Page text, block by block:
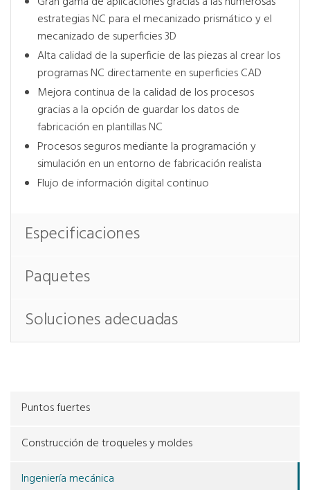
estrategias NC para el mecanizado prismático y el
mecanizado de superficies 3D
Alta calidad de la superficie de las piezas al crear los
programas NC directamente en superficies CAD
Mejora continua de la calidad de los procesos
gracias a la opción de guardar los datos de
fabricación en plantillas NC
Procesos seguros mediante la programación y
simulación en un entorno de fabricación realista
Flujo de información digital continuo
Especificaciones
Paquetes
Soluciones adecuadas
Puntos fuertes
Construcción de troqueles y moldes
Ingeniería mecánica